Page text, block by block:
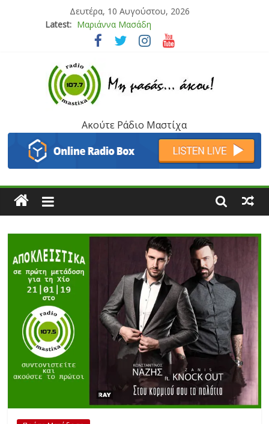
Δευτέρα, 10 Αυγούστου, 2026
Latest: Μαριάννα Μασάδη
Τάνια Μπρεάζου
Μάνος Τρυπιάς & Γιώργος Στρατάκης
Ιορδάνης Αγαπητός
Ακούτε Ράδιο Μαστίχα